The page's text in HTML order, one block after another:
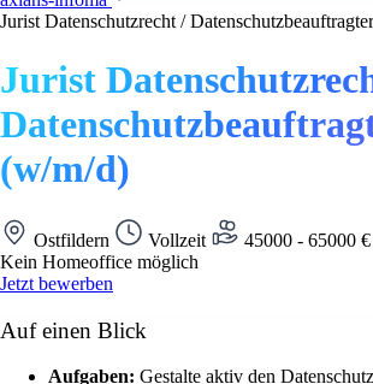
Jurist Datenschutzrecht /
Jurist
(w/m/d)
Ostfildern Vollzeit
45000 - 65000
Kein Homeoffice möglich
Jetzt bewerben
Auf einen Blick
Aufgaben: Gestalte aktiv den